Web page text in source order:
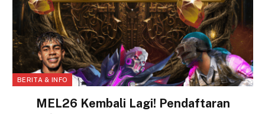
BERITA & INFO
MEL26 Kembali Lagi! Pendaftaran